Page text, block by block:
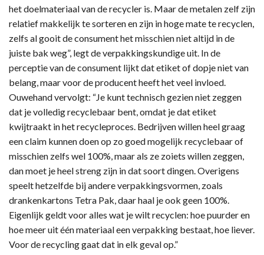
het doelmateriaal van de recycler is. Maar de metalen zelf zijn
relatief makkelijk te sorteren en zijn in hoge mate te recyclen,
zelfs al gooit de consument het misschien niet altijd in de
juiste bak weg”, legt de verpakkingskundige uit. In de
perceptie van de consument lijkt dat etiket of dopje niet van
belang, maar voor de producent heeft het veel invloed.
Ouwehand vervolgt: “Je kunt technisch gezien niet zeggen
dat je volledig recyclebaar bent, omdat je dat etiket
kwijtraakt in het recycleproces. Bedrijven willen heel graag
een claim kunnen doen op zo goed mogelijk recyclebaar of
misschien zelfs wel 100%, maar als ze zoiets willen zeggen,
dan moet je heel streng zijn in dat soort dingen. Overigens
speelt hetzelfde bij andere verpakkingsvormen, zoals
drankenkartons Tetra Pak, daar haal je ook geen 100%.
Eigenlijk geldt voor alles wat je wilt recyclen: hoe puurder en
hoe meer uit één materiaal een verpakking bestaat, hoe liever.
Voor de recycling gaat dat in elk geval op.”